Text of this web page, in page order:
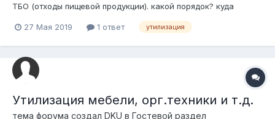
ТБО (отходы пищевой продукции). какой порядок? куда
27 Мая 2019
1 ответ утилизация
Утилизация мебели, орг.техники и т.д.
тема форума создал DKU в Гостевой раздел